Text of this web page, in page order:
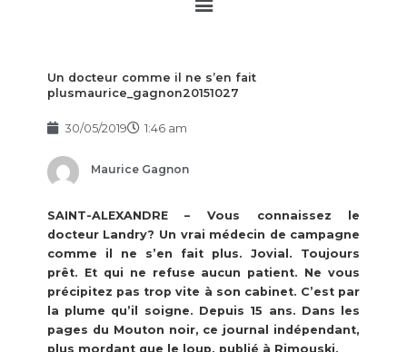
Un docteur comme il ne s’en fait
plusmaurice_gagnon20151027
30/05/2019 1:46 am
Maurice Gagnon
SAINT-ALEXANDRE – Vous connaissez le
docteur Landry? Un vrai médecin de campagne
comme il ne s’en fait plus. Jovial. Toujours
prêt. Et qui ne refuse aucun patient. Ne vous
précipitez pas trop vite à son cabinet. C’est par
la plume qu’il soigne. Depuis 15 ans. Dans les
pages du Mouton noir, ce journal indépendant,
plus mordant que le loup, publié à Rimouski.